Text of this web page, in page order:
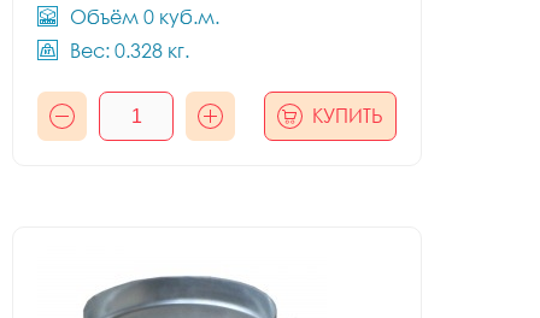
Объём 0 куб.м.
Вес: 0.328 кг.
КУПИТЬ